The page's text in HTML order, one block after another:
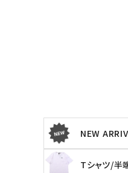
NEW
Tシャツ/半